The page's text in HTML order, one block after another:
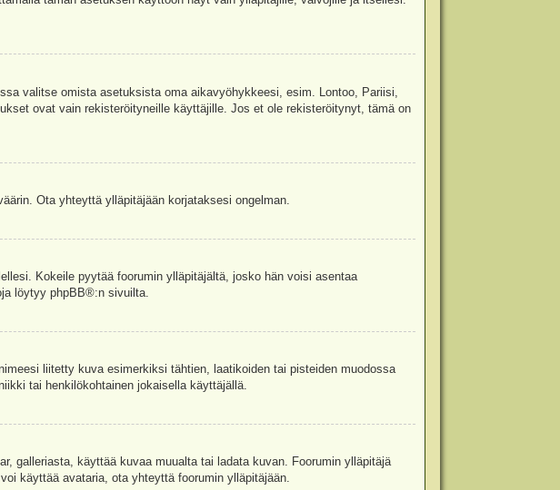
valitse omista asetuksista oma aikavyöhykkeesi, esim. Lontoo, Pariisi,
ovat vain rekisteröityneille käyttäjille. Jos et ole rekisteröitynyt, tämä on
Ota yhteyttä ylläpitäjään korjataksesi ongelman.
Kokeile pyytää foorumin ylläpitäjältä, josko hän voisi asentaa
löytyy phpBB®:n sivuilta.
liitetty kuva esimerkiksi tähtien, laatikoiden tai pisteiden muodossa
tai henkilökohtainen jokaisella käyttäjällä.
galleriasta, käyttää kuvaa muualta tai ladata kuvan. Foorumin ylläpitäjä
käyttää avataria, ota yhteyttä foorumin ylläpitäjään.